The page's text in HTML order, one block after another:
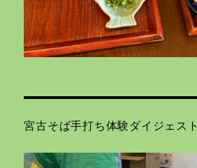
宮古そば手打ち体験ダイジェス
動